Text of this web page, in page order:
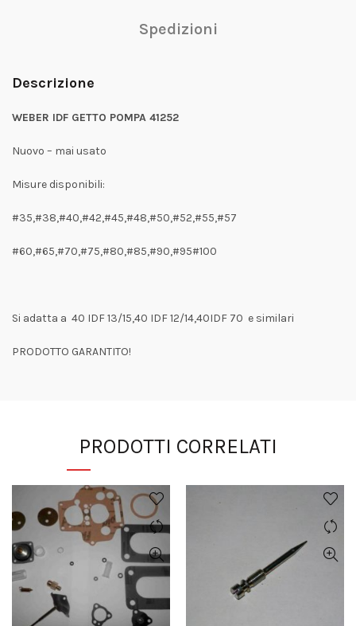
Spedizioni
Descrizione
WEBER IDF GETTO POMPA 41252
Nuovo – mai usato
Misure disponibili:
#35,#38,#40,#42,#45,#48,#50,#52,#55,#57
#60,#65,#70,#75,#80,#85,#90,#95#100
Si adatta a 40 IDF 13/15,40 IDF 12/14,40IDF 70 e similari
PRODOTTO GARANTITO!
PRODOTTI CORRELATI